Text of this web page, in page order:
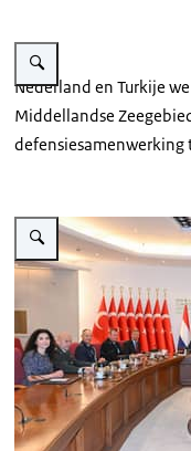
Vergroot afbeelding
Nederland en Turkije
Middellandse
defensiesamenwerking
Vergroot afbeelding